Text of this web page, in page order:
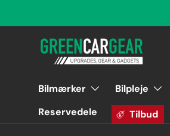
Bilmærker Bilpleje
Reservedele
Tilbud